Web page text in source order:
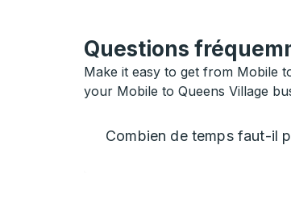
Questions
Make it easy to get from Mobile
your Mobile to Queens Village
Combien de temps faut-il